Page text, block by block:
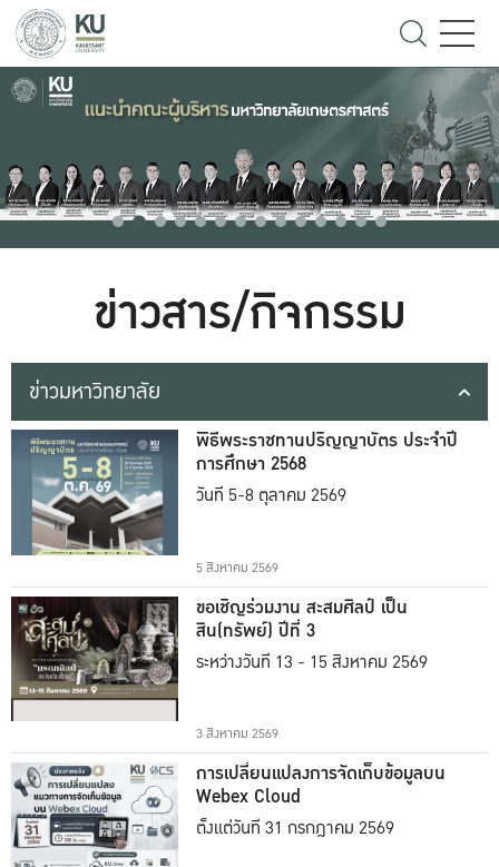
ข่าวสาร/กิจกรรม
ข่าวมหาวิทยาลัย
พิธีพระราชทานปริญญาบัตร ประจำปี
การศึกษา 2568
วันที่ 5-8 ตุลาคม 2569
5 สิงหาคม 2569
ขอเชิญร่วมงาน สะสมศิลป์ เป็น
สิน(ทรัพย์) ปีที่ 3
ระหว่างวันที่ 13 - 15 สิงหาคม 2569
3 สิงหาคม 2569
การเปลี่ยนแปลงการจัดเก็บข้อมูลบน
Webex Cloud
ตั้งแต่วันที่ 31 กรกฎาคม 2569